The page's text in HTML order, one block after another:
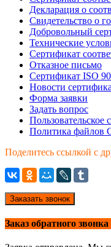
Декларация о
Свидетельство о
Добровольный
Технические
Сертификат
Отказное письмо
Сертификат ISO
Новости
Форма заявки
Задать вопрос
Пользовательское
Политика файлов
Поделитесь ссылкой с
Заказать звонок
Заказ обратного звонка